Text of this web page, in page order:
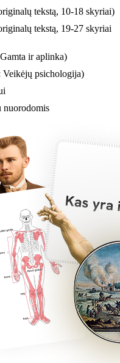
tekstą, 10-18 skyriai)
tekstą, 19-27 skyriai
ir aplinka)
Veikėjų psichologija)
nuorodomis